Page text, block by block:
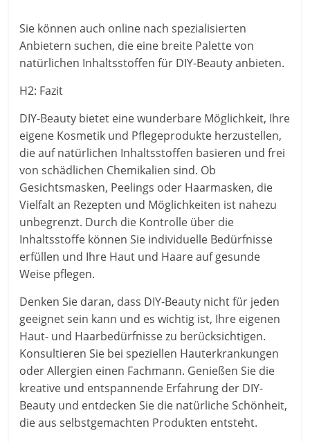
Sie können auch online nach spezialisierten
Anbietern suchen, die eine breite Palette von
natürlichen Inhaltsstoffen für DIY-Beauty anbieten.
H2: Fazit
DIY-Beauty bietet eine wunderbare Möglichkeit, Ihre
eigene Kosmetik und Pflegeprodukte herzustellen,
die auf natürlichen Inhaltsstoffen basieren und frei
von schädlichen Chemikalien sind. Ob
Gesichtsmasken, Peelings oder Haarmasken, die
Vielfalt an Rezepten und Möglichkeiten ist nahezu
unbegrenzt. Durch die Kontrolle über die
Inhaltsstoffe können Sie individuelle Bedürfnisse
erfüllen und Ihre Haut und Haare auf gesunde
Weise pflegen.
Denken Sie daran, dass DIY-Beauty nicht für jeden
geeignet sein kann und es wichtig ist, Ihre eigenen
Haut- und Haarbedürfnisse zu berücksichtigen.
Konsultieren Sie bei speziellen Hauterkrankungen
oder Allergien einen Fachmann. Genießen Sie die
kreative und entspannende Erfahrung der DIY-
Beauty und entdecken Sie die natürliche Schönheit,
die aus selbstgemachten Produkten entsteht.